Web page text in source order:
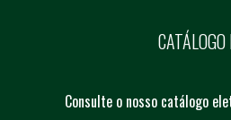
CATÁLOGO
Consulte o nosso catálogo